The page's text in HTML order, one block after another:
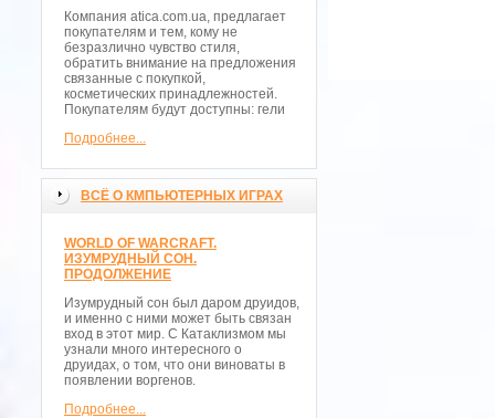
Компания atica.com.ua, предлагает
покупателям и тем, кому не
безразлично чувство стиля,
обратить внимание на предложения
связанные с покупкой,
косметических принадлежностей.
Покупателям будут доступны: гели
Подробнее...
ВСЁ О КМПЬЮТЕРНЫХ ИГРАХ
WORLD OF WARCRAFT.
ИЗУМРУДНЫЙ СОН.
ПРОДОЛЖЕНИЕ
Изумрудный сон был даром друидов,
и именно с ними может быть связан
вход в этот мир. С Катаклизмом мы
узнали много интересного о
друидах, о том, что они виноваты в
появлении воргенов.
Подробнее...